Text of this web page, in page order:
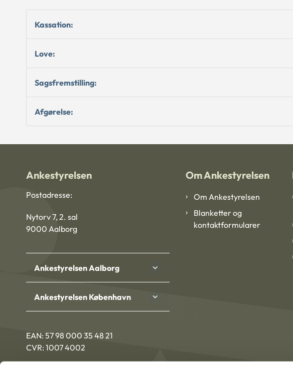
Kassation:
Love:
Sagsfremstilling:
Afgørelse:
Ankestyrelsen
Postadresse:
Nytorv 7, 2. sal
9000 Aalborg
Ankestyrelsen Aalborg
Ankestyrelsen København
EAN: 57 98 000 35 48 21
CVR: 1007 4002
Om Ankestyrelsen
Om Ankestyrelsen
Blanketter og
kontaktformularer